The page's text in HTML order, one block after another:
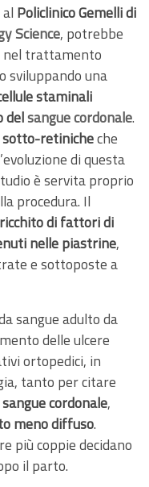
Policlinico Gemelli di
Science, potrebbe
nel trattamento
sviluppando una
staminali
delsangue cordonale.
retinicheche
di questa
è servita proprio
procedura. Il
di fattori di
nelle piastrine,
e sottoposte a
sangue adulto da
delle ulcere
ortopedici, in
tanto per citare
cordonale,
meno diffuso.
più coppie decidano
il parto.